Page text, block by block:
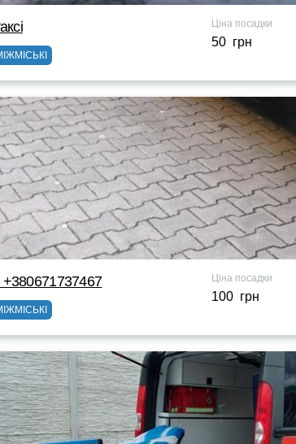
Ціна посадки
50 грн
+380671737467 Ціна посадки
100 грн